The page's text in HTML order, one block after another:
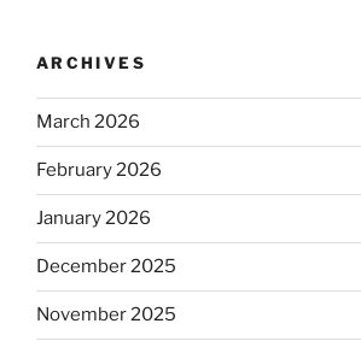
ARCHIVES
March 2026
February 2026
January 2026
December 2025
November 2025